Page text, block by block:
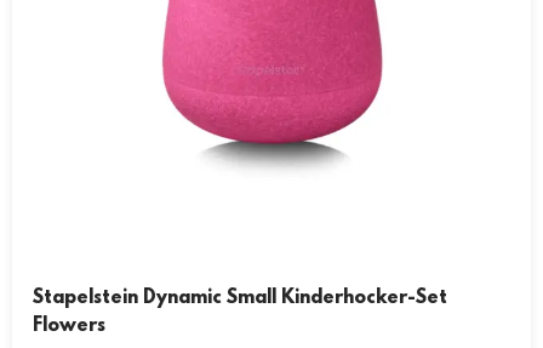
Stapelstein Dynamic Small Kinderhocker-Set
Flowers